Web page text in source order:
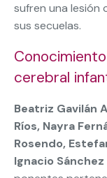
sufren una lesión
sus secuelas.
cerebral
Beatriz Gavilán
Ríos, Nayra
Rosendo,
Ignacio